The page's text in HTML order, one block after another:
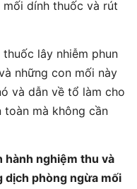
dính thuốc và rút
lây nhiễm phun
những con mối này
và dẫn về tổ làm cho
mà không cần
hành nghiệm thu và
dịch phòng ngừa mối